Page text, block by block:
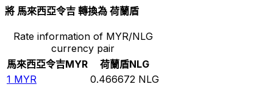
將 馬來西亞令吉 轉換為 荷蘭盾
Rate information of MYR/NLG
currency pair
馬來西亞令吉MYR 荷蘭盾NLG
1 MYR 0.466672 NLG